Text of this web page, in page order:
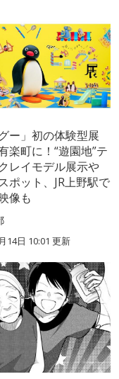
ー」初の体験型展
楽町に！“遊園地”テ
レイモデル展示や
ポット、JR上野駅で
像も
14日 10:01 更新